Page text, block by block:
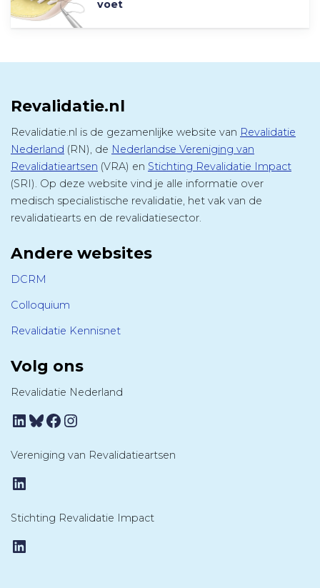
voet
Revalidatie.nl
Revalidatie.nl is de gezamenlijke website van Revalidatie
Nederland (RN), de Nederlandse Vereniging van
Revalidatieartsen (VRA) en Stichting Revalidatie Impact
(SRI). Op deze website vind je alle informatie over
medisch specialistische revalidatie, het vak van de
revalidatiearts en de revalidatiesector.
Andere websites
DCRM
Colloquium
Revalidatie Kennisnet
Volg ons
Revalidatie Nederland
LinkedIn
Bluesky
Facebook
Instagram
Vereniging van Revalidatieartsen
LinkedIn
Stichting Revalidatie Impact
LinkedIn